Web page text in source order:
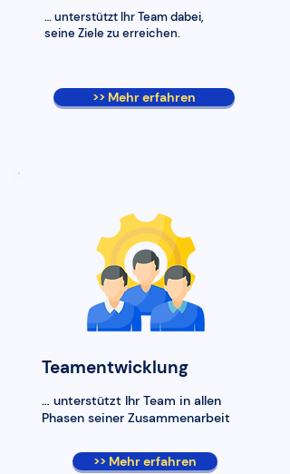
… unterstützt Ihr Team dabei,
seine Ziele zu erreichen.
>> Mehr erfahren
Teamentwicklung
… unterstützt Ihr Team in allen
Phasen seiner Zusammenarbeit
>> Mehr erfahren